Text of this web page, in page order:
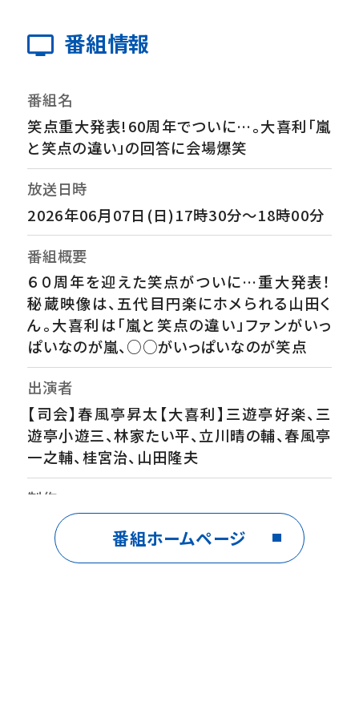
番組情報
番組名
笑点重大発表!60周年でついに…。大喜利「嵐
と笑点の違い」の回答に会場爆笑
放送日時
2026年06月07日(日)17時30分～18時00分
番組概要
６０周年を迎えた笑点がついに…重大発表！
秘蔵映像は、五代目円楽にホメられる山田く
ん。大喜利は「嵐と笑点の違い」ファンがいっ
ぱいなのが嵐、○○がいっぱいなのが笑点
出演者
【司会】春風亭昇太【大喜利】三遊亭好楽、三
遊亭小遊三、林家たい平、立川晴の輔、春風亭
一之輔、桂宮治、山田隆夫
制作
ユニオン映画
番組ホームページ